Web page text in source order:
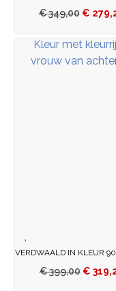
€349,00 €
VERDWAALD IN KLEUR
€399,00 €